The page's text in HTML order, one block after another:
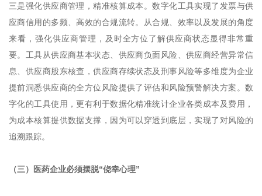
三是强化供应商管理，精准核算成本。数字化工具实现了发票与供
应商信用的多频、高效的合规流转。从合规、效率以及发展的角度
来看，强化供应商管理，及时全方位了解供应商状态显得非常重
要。工具从供应商基本状态、供应商负面风险、供应商经营异常信
息、供应商股东核查，供应商存续状态及刑事风险等多维度为企业
提前洞悉供应商的全方位风险提供了评估和风险预警解决方案。数
字化的工具使用，更有利于数据化精准统计企业各类成本及费用，
为成本核算提供数据支撑，因为可以穿透到底层，实现了对风险的
追溯跟踪。
（三）医药企业必须摆脱“侥幸心理”